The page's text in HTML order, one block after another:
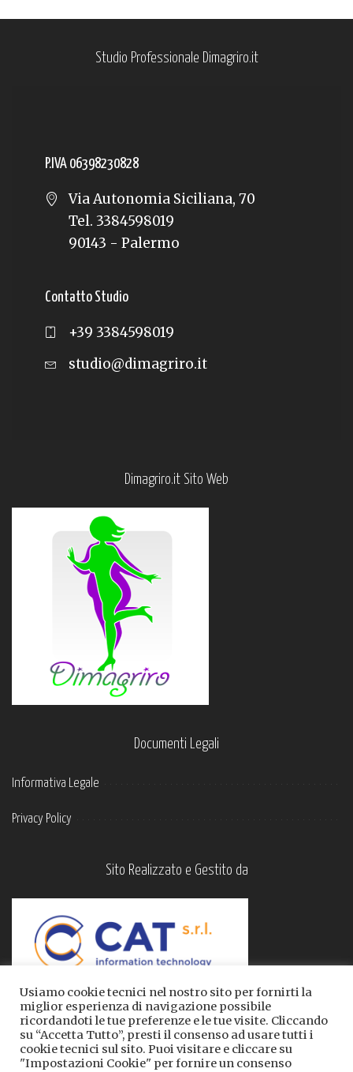
Studio Professionale Dimagriro.it
P.IVA 06398230828
Via Autonomia Siciliana, 70
Tel. 3384598019
90143 - Palermo
Contatto Studio
+39 3384598019
studio@dimagriro.it
Dimagriro.it Sito Web
Documenti Legali
Informativa Legale
Privacy Policy
Sito Realizzato e Gestito da
Usiamo cookie tecnici nel nostro sito per fornirti la
miglior esperienza di navigazione possibile
ricordandoti le tue preferenze e le tue visite. Cliccando
su “Accetta Tutto”, presti il consenso ad usare tutti i
cookie tecnici sul sito. Puoi visitare e cliccare su
"Impostazioni Cookie" per fornire un consenso